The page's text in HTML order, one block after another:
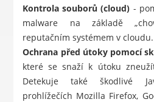
Kontrola souborů (cloud) -
malware na základě
reputačním systémem v cloudu.
Ochrana před útoky pomocí
které se snaží k útoku
Detekuje také škodlivé
prohlížečích Mozilla Firefox,